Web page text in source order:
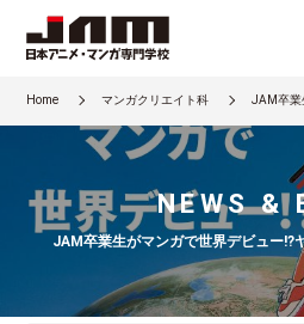
Home マンガクリエイト科 JAM卒業
NEWS &
JAM卒業生がマンガで世界デビュー!?